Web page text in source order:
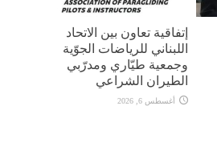
إتفاقية تعاون بين الاتحاد
اللبناني للرياضات الجوّية
وجمعية طيّاري ومدرّبي
الطيران الشراعي
أغسطس 6, 2026